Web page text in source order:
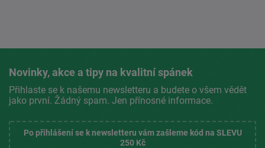
Novinky, akce a tipy na kvalitní spánek
Přihlaste se k našemu newsletteru a budete o všem vědět
jako první. Žádný spam. Jen přínosné informace.
Po přihlášení se k newsletteru vám zašleme kód na SLEVU
250 Kč